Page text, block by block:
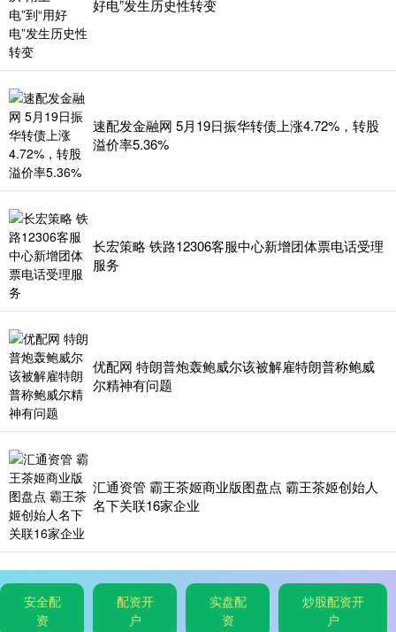
好电”发生历史性转变
速配发金融网 5月19日振华转债上涨4.72%，转股
溢价率5.36%
长宏策略 铁路12306客服中心新增团体票电话受理
服务
优配网 特朗普炮轰鲍威尔该被解雇特朗普称鲍威
尔精神有问题
汇通资管 霸王茶姬商业版图盘点 霸王茶姬创始人
名下关联16家企业
安全配
资
配资开
户
实盘配
资
炒股配资开
户